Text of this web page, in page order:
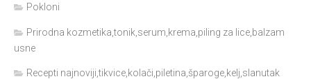
Pokloni
Prirodna kozmetika,tonik,serum,krema,piling za lice,balzam
usne
Recepti najnoviji,tikvice,kolači,piletina,šparoge,kelj,slanutak